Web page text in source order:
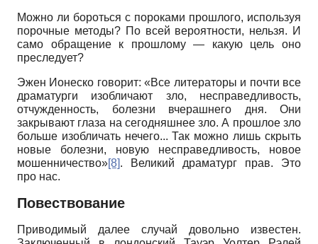
Можно ли бороться с пороками прошлого, используя
порочные методы? По всей вероятности, нельзя. И
само обращение к прошлому — какую цель оно
преследует?
Эжен Ионеско говорит: «Все литераторы и почти все
драматурги изобличают зло, несправедливость,
отчужденность, болезни вчерашнего дня. Они
закрывают глаза на сегодняшнее зло. А прошлое зло
больше изобличать нечего... Так можно лишь скрыть
новые болезни, новую несправедливость, новое
мошенничество»[8]. Великий драматург прав. Это
про нас.
Повествование
Приводимый далее случай довольно известен.